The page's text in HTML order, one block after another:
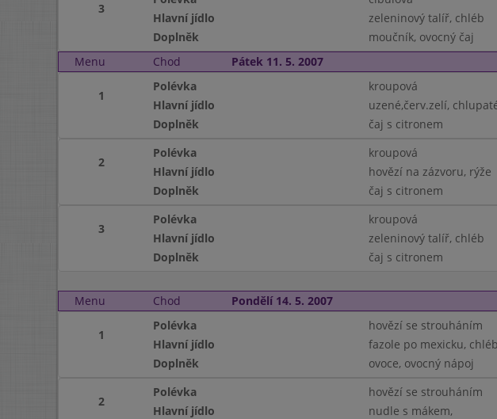
3
Hlavní jídlo
zeleninový talíř, chléb
Doplněk
moučník, ovocný čaj
Menu
Chod Pátek 11. 5. 2007
1
Polévka
kroupová
Hlavní jídlo
uzené,červ.zelí,
Doplněk
čaj s citronem
2
Polévka
kroupová
Hlavní jídlo
hovězí na zázvoru, rýže
Doplněk
čaj s citronem
3
Polévka
kroupová
Hlavní jídlo
zeleninový talíř, chléb
Doplněk
čaj s citronem
Menu
Chod Pondělí 14. 5. 2007
1
Polévka
hovězí se strouháním
Hlavní jídlo
fazole po mexicku, chléb
Doplněk
ovoce, ovocný nápoj
2
Polévka
hovězí se strouháním
Hlavní jídlo
nudle s mákem,